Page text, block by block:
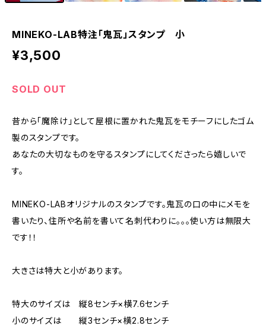
MINEKO-LAB特注「鬼瓦」スタンプ 小
¥3,500
SOLD OUT
昔から「魔除け」として屋根に置かれた鬼瓦をモチーフにしたゴム
製のスタンプです。
あなたの大切なものを守るスタンプにしてくださったら嬉しいで
す。
MINEKO-LABオリジナルのスタンプです。鬼瓦の口の中にメモを
書いたり、住所や名前を書いて名刺代わりに。。。使い方は無限大
です！！
大きさは特大と小があります。
特大のサイズは 縦8センチ×横7.6センチ
小のサイズは 縦3センチ×横2.8センチ